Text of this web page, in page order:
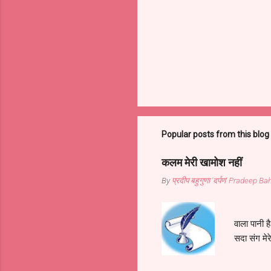
Popular posts from this blog
कलम मेरी खामोश नहीं
Byप्रदीप बहुगुणा 'दर्पण' Pradeep
वाला
सदा संग